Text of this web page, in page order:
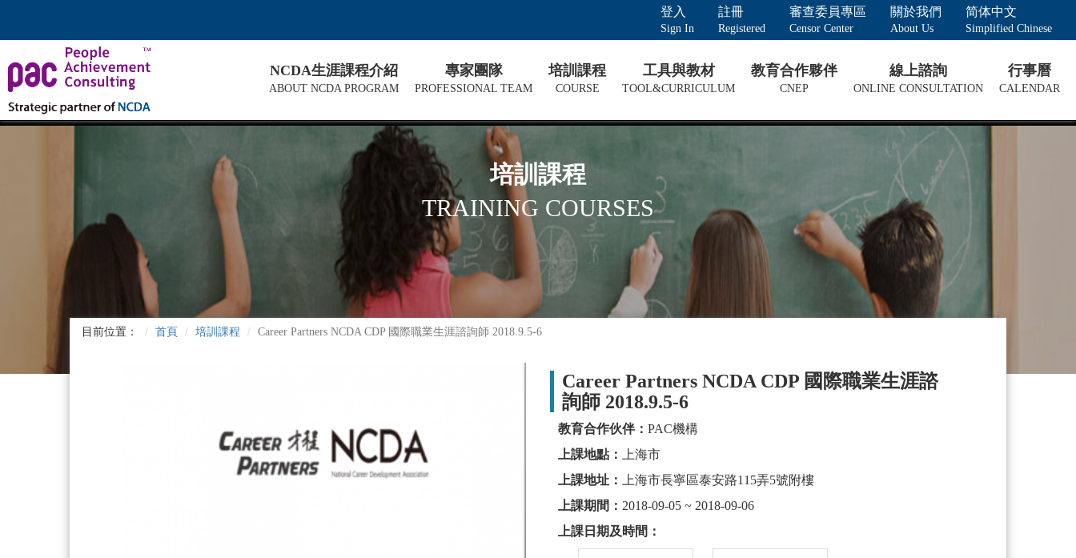
登入
Sign In
註冊
Registered
審查委員專區
Censor Center
關於我們
About Us
简体中文
Simplified Chinese
NCDA生涯課程介紹
ABOUT NCDA PROGRAM
專家團隊
PROFESSIONAL TEAM
培訓課程
COURSE
工具與教材
TOOL&CURRICULUM
教育合作夥伴
CNEP
線上諮詢
ONLINE CONSULTATION
行事曆
CALENDAR
培訓課程
TRAINING COURSES
目前位置： 首頁 培訓課程 Career Partners NCDA CDP 國際職業生涯諮詢師 2018.9.5-6
Career Partners NCDA CDP 國際職業生涯諮
詢師 2018.9.5-6
教育合作伙伴： PAC機構
上課地點：
上海市
上課地址：
上海市長寧區泰安路115弄5號附樓
上課期間： 2018-09-05 ~ 2018-09-06
上課日期及時間：